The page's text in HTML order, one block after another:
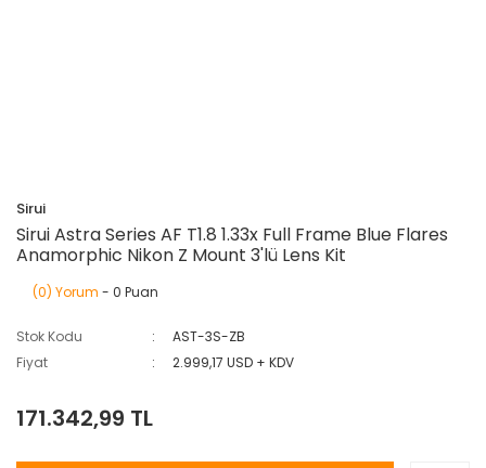
Sirui
Sirui Astra Series AF T1.8 1.33x Full Frame Blue Flares
Anamorphic Nikon Z Mount 3'lü Lens Kit
(0) Yorum - 0 Puan
Stok Kodu
AST-3S-ZB
Fiyat
2.999,17 USD + KDV
171.342,99 TL